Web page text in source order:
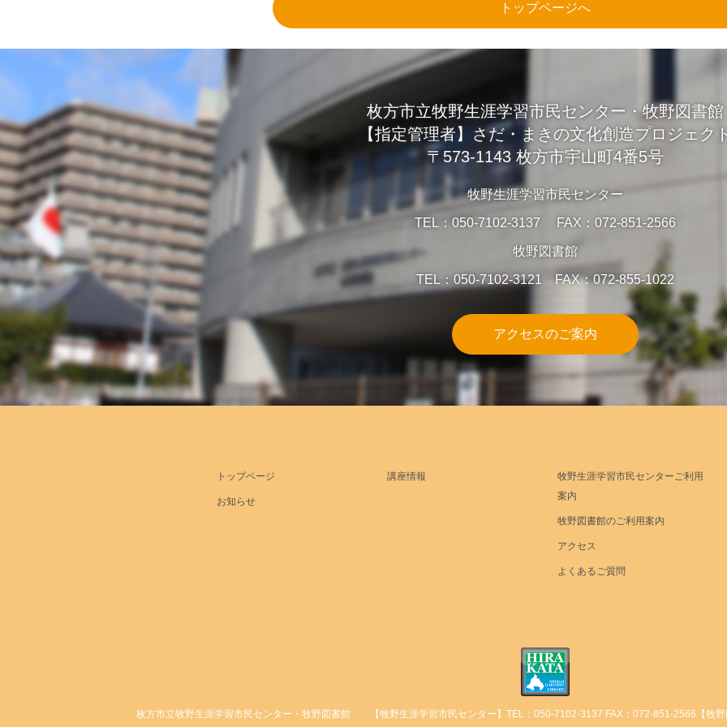
トップページへ
枚方市立牧野生涯学習市民センター・牧野図書館
【指定管理者】さだ・まきの文化創造プロジェク
〒573-1143 枚方市宇山町4番5号
牧野生涯学習市民センター
TEL：050-7102-3137 FAX：072-851-2566
牧野図書館
TEL：050-7102-3121 FAX：072-855-1022
アクセスのご案内
トップページ
お知らせ
講座情報
牧野生涯学習市民センターご利用
案内
牧野図書館のご利用案内
アクセス
よくあるご質問
枚方市立牧野生涯学習市民センター・牧野図書館 【牧野生涯学習市民センター】TEL：050-7102-3137 FAX：072-851-2566【牧